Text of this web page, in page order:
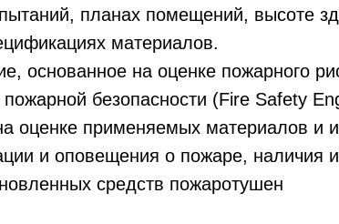
планах помещений, высоте
материалов.
основанное на оценке пожарного
пожарной безопасности (Fire Safety
оценке применяемых материалов и
и оповещения о пожаре, наличия
средств пожаротушен